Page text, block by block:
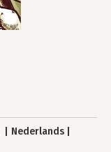
Nederlands